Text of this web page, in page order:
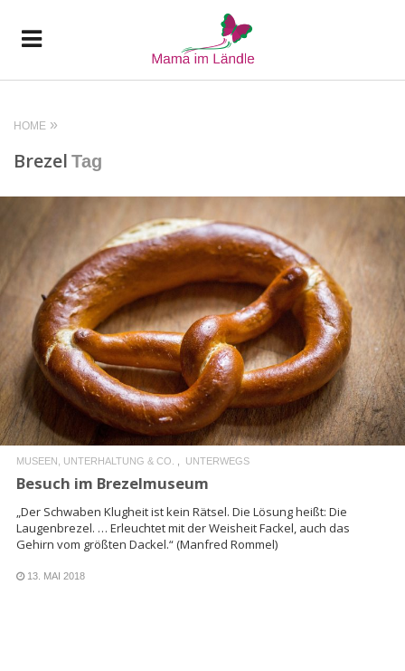
HOME
Brezel Tag
READ MORE
MUSEEN, UNTERHALTUNG & CO. UNTERWEGS
Besuch im Brezelmuseum
„Der Schwaben Klugheit ist kein Rätsel. Die Lösung heißt: Die
Laugenbrezel. … Erleuchtet mit der Weisheit Fackel, auch das
Gehirn vom größten Dackel.“ (Manfred Rommel)
13. MAI 2018